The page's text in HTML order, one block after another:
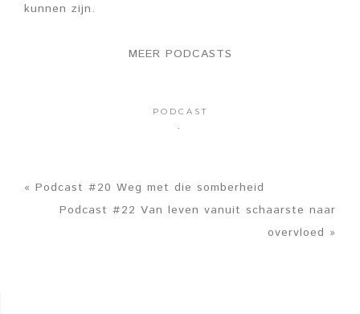
kunnen zijn.
MEER PODCASTS
PODCAST
·
« Podcast #20 Weg met die somberheid
Podcast #22 Van leven vanuit schaarste naar
overvloed »